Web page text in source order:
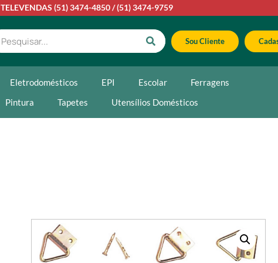
TELEVENDAS (51) 3474-4850/(51) 3474-9759
Sou Cliente
Eletrodomésticos EPI Escolar
Ferragens
Pintura Tapetes Utensílios Domésticos